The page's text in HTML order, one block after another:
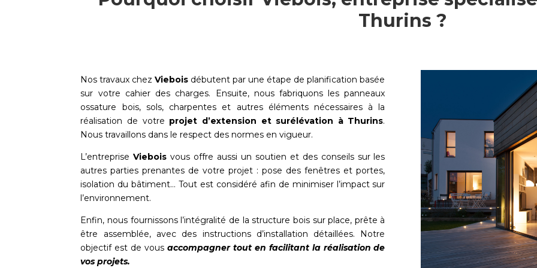
Thurins ?
Nos travaux chezViebois débutent par une étape de planification basée
sur votre cahier des charges. Ensuite, nous fabriquons les panneaux
ossature bois, sols, charpentes et autres éléments nécessaires à la
réalisation de votre projet d’extension et surélévation à Thurins.
Nous travaillons dans le respect des normes en vigueur.
L’entrepriseViebois vous offre aussi un soutien et des conseils sur les
autres parties prenantes de votre projet : pose des fenêtres et portes,
isolation du bâtiment… Tout est considéré afin de minimiser l’impact sur
l’environnement.
Enfin, nous fournissons l’intégralité de la structure bois sur place, prête à
être assemblée, avec des instructions d’installation détaillées. Notre
objectif est de vousaccompagner tout en facilitant la réalisation de
vos projets.